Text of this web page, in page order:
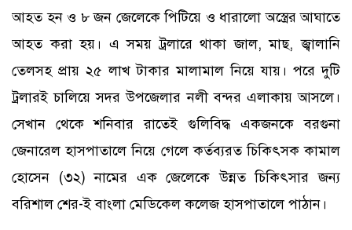
আহত হন ও ৮ জন জেলেকে পিটিয়ে ও ধারালো অস্ত্রের আঘাতে
আহত করা হয়। এ সময় ট্রলারে থাকা জাল, মাছ, জ্বালানি
তেলসহ প্রায় ২৫ লাখ টাকার মালামাল নিয়ে যায়। পরে দুটি
ট্রলারই চালিয়ে সদর উপজেলার নলী বন্দর এলাকায় আসলে।
সেখান থেকে শনিবার রাতেই গুলিবিদ্ধ একজনকে বরগুনা
জেনারেল হাসপাতালে নিয়ে গেলে কর্তব্যরত চিকিৎসক কামাল
হোসেন (৩২) নামের এক জেলেকে উন্নত চিকিৎসার জন্য
বরিশাল শের-ই বাংলা মেডিকেল কলেজ হাসপাতালে পাঠান।